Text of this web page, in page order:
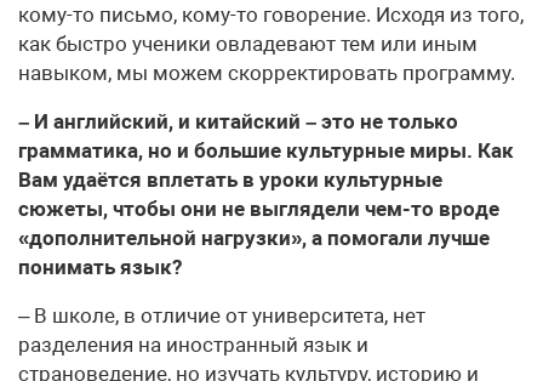
кому-то письмо, кому-то говорение. Исходя из того,
как быстро ученики овладевают тем или иным
навыком, мы можем скорректировать программу.
– И английский, и китайский – это не только
грамматика, но и большие культурные миры. Как
Вам удаётся вплетать в уроки культурные
сюжеты, чтобы они не выглядели чем-то вроде
«дополнительной нагрузки», а помогали лучше
понимать язык?
– В школе, в отличие от университета, нет
разделения на иностранный язык и
страноведение, но изучать культуру, историю и